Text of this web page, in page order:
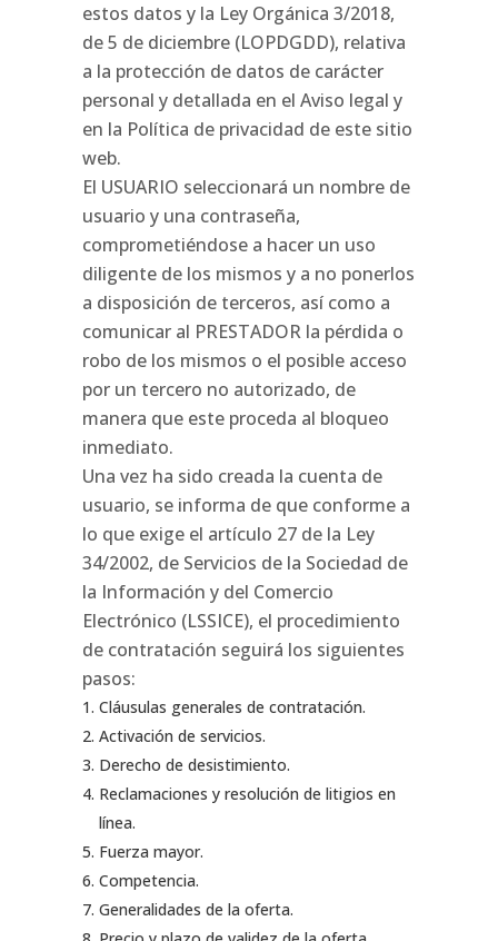
estos datos y la Ley Orgánica 3/2018,
de 5 de diciembre (LOPDGDD), relativa
a la protección de datos de carácter
personal y detallada en el Aviso legal y
en la Política de privacidad de este sitio
web.
El USUARIO seleccionará un nombre de
usuario y una contraseña,
comprometiéndose a hacer un uso
diligente de los mismos y a no ponerlos
a disposición de terceros, así como a
comunicar al PRESTADOR la pérdida o
robo de los mismos o el posible acceso
por un tercero no autorizado, de
manera que este proceda al bloqueo
inmediato.
Una vez ha sido creada la cuenta de
usuario, se informa de que conforme a
lo que exige el artículo 27 de la Ley
34/2002, de Servicios de la Sociedad de
la Información y del Comercio
Electrónico (LSSICE), el procedimiento
de contratación seguirá los siguientes
pasos:
Cláusulas generales de contratación.
Activación de servicios.
Derecho de desistimiento.
Reclamaciones y resolución de litigios en
línea.
Fuerza mayor.
Competencia.
Generalidades de la oferta.